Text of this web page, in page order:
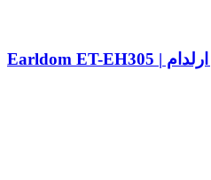
جا لیوانی مخصوص خودرو ارلدام Earldom ET-EH305 |